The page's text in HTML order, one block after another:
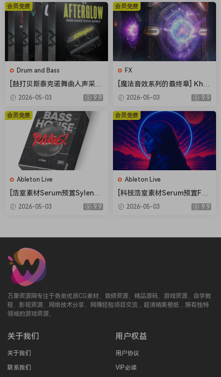
The Complete Bundle [WA
V]（4.12GB）
[FLAC]（216MB）
Drum and Bass
[鼓打贝斯泰克诺舞曲人声采
样]Weapon Sounds The Eve
rything Vocal Collection [W
AV]（514MB）
2026-05-03 9.9
会员免费
FX
[魔法音效系列的最终章] Khro
n Studio Spells Variations V
2026-05-03 9.9
会员免费
Ableton Live
[浩室素材Serum预置Sylenth
1预置FL模板Ableton模板] O
five Bang House [WAV, MiDi]
2026-05-03 9.9
会员免费
Ableton Live
[科技浩室素材Serum预置FL
模板Ableton模板] AWD Sou
nds Mystical Rituals Vol.1
2026-05-03 9.9
会员免费
万象资源网专注于各类优质CG素材、音频资源、精品源码、游戏资源、自学教
程、影视资源、网络技术分享、网赚经验项目交流，超清精美壁纸，拥有独特
领域的游戏资源。
关于我们
关于我们
联系我们
用户权益
用户协议
VIP必读